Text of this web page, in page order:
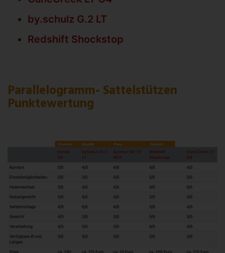
by.schulz G.2 LT
Redshift Shockstop
Parallelogramm- Sattelstützen
Punktewertung